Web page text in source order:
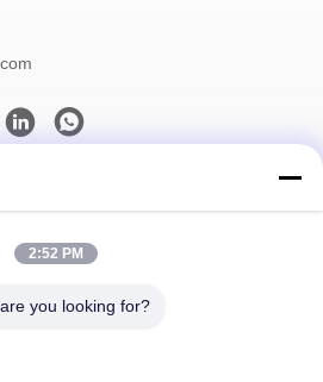
2:52 PM
you looking for?